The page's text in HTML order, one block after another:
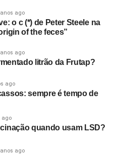
ago
o c (*) de Peter Steele na
of the feces”
ago
litrão da Frutap?
ago
sempre é tempo de
ago
quando usam LSD?
ago